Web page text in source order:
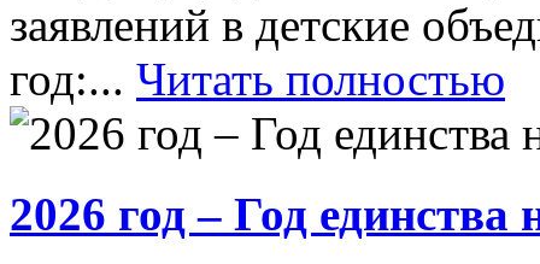
заявлений в детские
год:... Читать полностью
2026 год – Год единства